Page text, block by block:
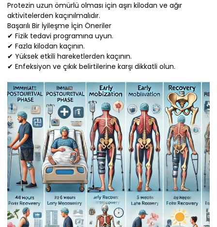
Protezin uzun ömürlü olması için aşırı kilodan ve ağır
aktivitelerden kaçınılmalıdır.
Başarılı Bir İyileşme İçin Öneriler
✔ Fizik tedavi programına uyun.
✔ Fazla kilodan kaçının.
✔ Yüksek etkili hareketlerden kaçının.
✔ Enfeksiyon ve çıkık belirtilerine karşı dikkatli olun.